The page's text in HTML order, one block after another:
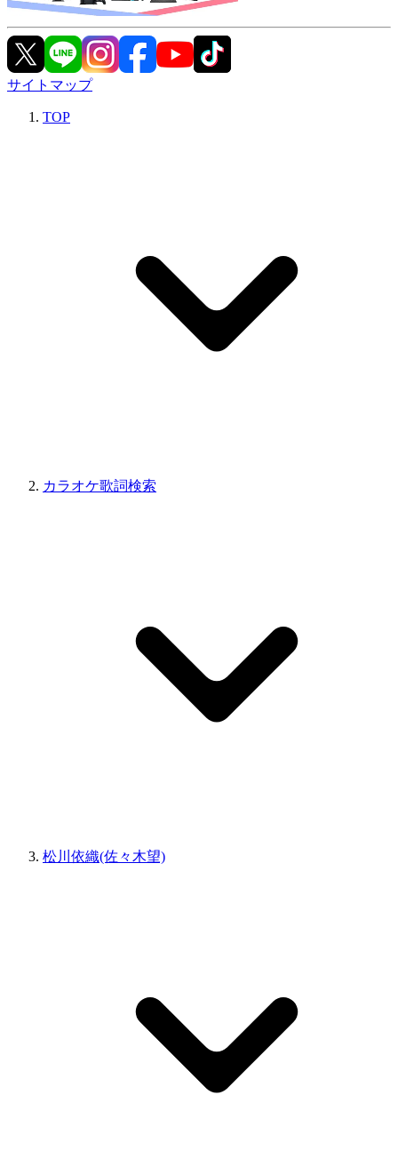
サイトマップ
TOP
カラオケ歌詞検索
松川依織(佐々木望)